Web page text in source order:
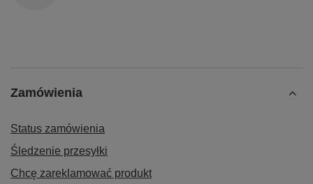
Zamówienia
Status zamówienia
Śledzenie przesyłki
Chcę zareklamować produkt